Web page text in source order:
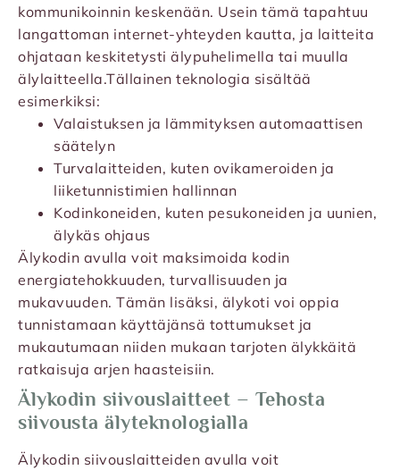
kommunikoinnin keskenään. Usein tämä tapahtuu
langattoman internet-yhteyden kautta, ja laitteita
ohjataan keskitetysti älypuhelimella tai muulla
älylaitteella.Tällainen teknologia sisältää
esimerkiksi:
Valaistuksen ja lämmityksen automaattisen
säätelyn
Turvalaitteiden, kuten ovikameroiden ja
liiketunnistimien hallinnan
Kodinkoneiden, kuten pesukoneiden ja uunien,
älykäs ohjaus
Älykodin avulla voit maksimoida kodin
energiatehokkuuden, turvallisuuden ja
mukavuuden. Tämän lisäksi, älykoti voi oppia
tunnistamaan käyttäjänsä tottumukset ja
mukautumaan niiden mukaan tarjoten älykkäitä
ratkaisuja arjen haasteisiin.
Älykodin siivouslaitteet – Tehosta
siivousta älyteknologialla
Älykodin siivouslaitteiden avulla voit